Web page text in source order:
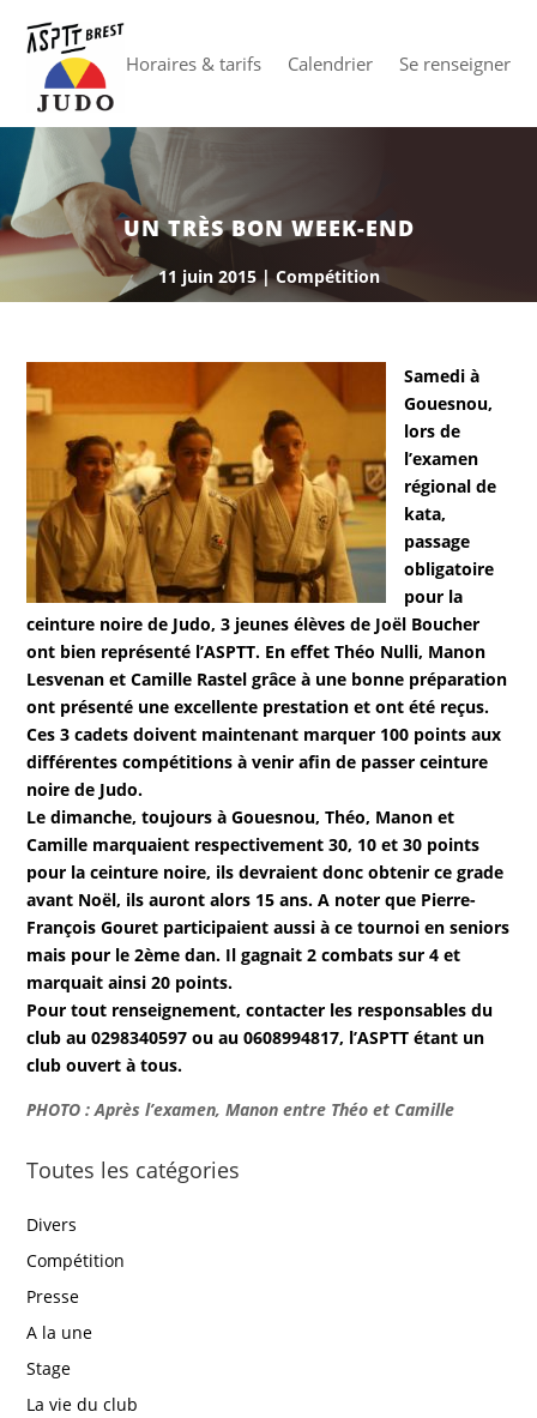
Horaires & tarifs Calendrier Se renseigner
UN TRÈS BON WEEK-END
11 juin 2015|Compétition
Samedi à
Gouesnou,
lors de
l’examen
régional de
kata,
passage
obligatoire
pour la
ceinture noire de Judo, 3 jeunes élèves de Joël Boucher
ont bien représenté l’ASPTT. En effet Théo Nulli, Manon
Lesvenan et Camille Rastel grâce à une bonne préparation
ont présenté une excellente prestation et ont été reçus.
Ces 3 cadets doivent maintenant marquer 100 points aux
différentes compétitions à venir afin de passer ceinture
noire de Judo.
Le dimanche, toujours à Gouesnou, Théo, Manon et
Camille marquaient respectivement 30, 10 et 30 points
pour la ceinture noire, ils devraient donc obtenir ce grade
avant Noël, ils auront alors 15 ans. A noter que Pierre-
François Gouret participaient aussi à ce tournoi en seniors
mais pour le 2ème dan. Il gagnait 2 combats sur 4 et
marquait ainsi 20 points.
Pour tout renseignement, contacter les responsables du
club au 0298340597 ou au 0608994817, l’ASPTT étant un
club ouvert à tous.
PHOTO : Après l’examen, Manon entre Théo et Camille
Toutes les catégories
Divers
Compétition
Presse
A la une
Stage
La vie du club